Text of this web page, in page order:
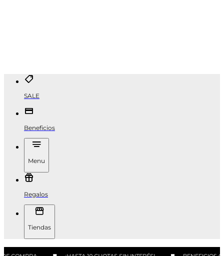
SALE
Beneficios
Menu
Regalos
Tiendas